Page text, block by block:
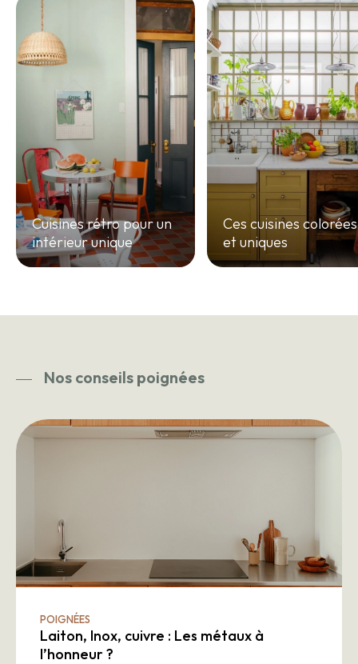
Cuisines rétro pour un
intérieur unique
Ces cuisines colorées
et uniques
Nos conseils poignées
POIGNÉES
Laiton, Inox, cuivre : Les métaux à
l’honneur ?